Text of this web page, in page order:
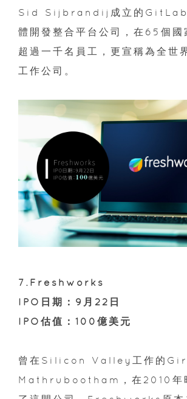
Sid Sijbrandij成立的GitLab
體開發整合平台公司，在65個國
超過一千名員工，更宣稱為全世
工作公司。
7.Freshworks
IPO日期：9月22日
IPO估值：100億美元
曾在Silicon Valley工作的
Mathrubootham，在2010年